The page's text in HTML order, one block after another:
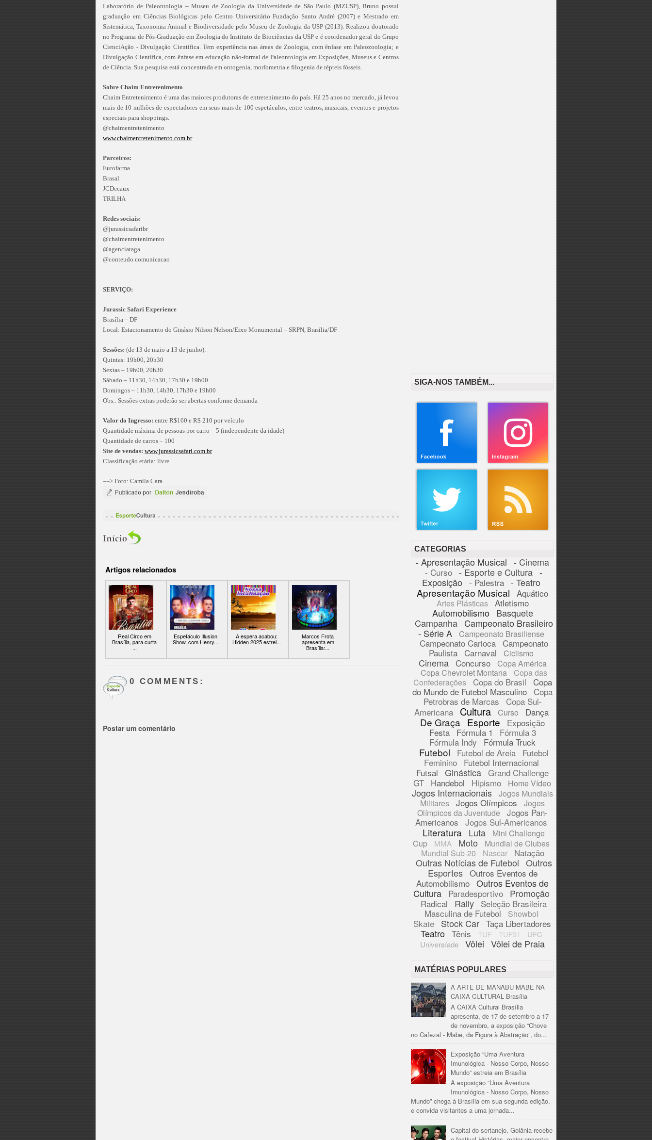
Laboratório de Paleontologia – Museu de Zoologia da Universidade de São Paulo (MZUSP), Bruno possui
graduação em Ciências Biológicas pelo Centro Universitário Fundação Santo André (2007) e Mestrado em
Sistemática, Taxonomia Animal e Biodiversidade pelo Museu de Zoologia da USP (2013). Realizou doutorado
no Programa de Pós-Graduação em Zoologia do Instituto de Biociências da USP e é coordenador geral do Grupo
CienciAção - Divulgação Científica. Tem experiência nas áreas de Zoologia, com ênfase em Paleozoologia; e
Divulgação Científica, com ênfase em educação não-formal de Paleontologia em Exposições, Museus e Centros
de Ciência. Sua pesquisa está concentrada em ontogenia, morfometria e filogenia de répteis fósseis.
Sobre Chaim Entretenimento
Chaim Entretenimento é uma das maiores produtoras de entretenimento do país. Há 25 anos no mercado, já levou
mais de 10 milhões de espectadores em seus mais de 100 espetáculos, entre teatros, musicais, eventos e projetos
especiais para shoppings.
@chaimentretenimento
www.chaimentretenimento.com.br
Parceiros:
Eurofarma
Brasal
JCDecaux
TRILHA
Redes sociais:
@jurassicsafaribr
@chaimentretenimento
@agenciataga
@conteudo.comunicacao
SERVIÇO:
Jurassic Safari Experience
Brasília – DF
Local: Estacionamento do Ginásio Nilson Nelson/Eixo Monumental – SRPN, Brasília/DF
Sessões: (de 13 de maio a 13 de junho):
Quintas: 19h00, 20h30
Sextas – 19h00, 20h30
Sábado – 11h30, 14h30, 17h30 e 19h00
Domingos – 11h30, 14h30, 17h30 e 19h00
Obs.: Sessões extras poderão ser abertas conforme demanda
Valor do Ingresso: entre R$160 e R$ 210 por veículo
Quantidade máxima de pessoas por carro – 5 (independente da idade)
Quantidade de carros – 100
Site de vendas: www.jurassicsafari.com.br
Classificação etária: livre
==> Foto: Camila Cara
Artigos relacionados
Real Circo em
Brasília, para curta
...
Espetáculo Illusion
Show, com Henry...
A espera acabou:
Hidden 2025 estrei...
Marcos Frota
apresenta em
Brasília:...
0 COMMENTS:
Postar um comentário
SIGA-NOS TAMBÉM...
CATEGORIAS
- Apresentação Musical - Cinema
- Curso - Esporte e Cultura -
Exposição - Palestra - Teatro
Apresentação Musical Aquático
Artes Plásticas Atletismo
Automobilismo
Basquete
Campanha Campeonato Brasileiro
- Série A
Campeonato Brasiliense
Campeonato Carioca
Campeonato
Paulista Carnaval Ciclismo
Cinema Concurso
Copa América
Copa Chevrolet Montana
Copa das
Confederações
Copa do Brasil Copa
do Mundo de Futebol Masculino Copa
Petrobras de Marcas
Copa Sul-
Americana
Cultura Curso Dança
De Graça Esporte
Exposição
Festa
Fórmula 1
Fórmula 3
Fórmula Indy
Fórmula Truck
Futebol Futebol de Areia
Futebol
Feminino
Futebol Internacional
Futsal Ginástica Grand Challenge
GT Handebol Hipismo Home Vídeo
Jogos Internacionais
Jogos Mundiais
Militares
Jogos Olímpicos
Jogos
Olímpicos da Juventude
Jogos Pan-
Americanos Jogos Sul-Americanos
Literatura Luta
Mini Challenge
Cup
MMA Moto
Mundial de Clubes
Mundial Sub-20
Nascar Natação
Outras Notícias de Futebol Outros
Esportes Outros Eventos de
Automobilismo Outros Eventos de
Cultura
Paradesportivo Promoção
Radical Rally Seleção Brasileira
Masculina de Futebol
Showbol
Skate Stock Car Taça Libertadores
Teatro Tênis TUF TUF31
UFC
Universíade
Vôlei Vôlei de Praia
MATÉRIAS POPULARES
A ARTE DE MANABU MABE NA
CAIXA CULTURAL Brasília
A CAIXA Cultural Brasília
apresenta, de 17 de setembro a 17
de novembro, a exposição “Chove
no Cafezal - Mabe, da Figura à Abstração”, do...
Exposição “Uma Aventura
Imunológica - Nosso Corpo, Nosso
Mundo” estreia em Brasília
A exposição “Uma Aventura
Imunológica - Nosso Corpo, Nosso
Mundo” chega à Brasília em sua segunda edição,
e convida visitantes a uma jornada...
Capital do sertanejo, Goiânia recebe